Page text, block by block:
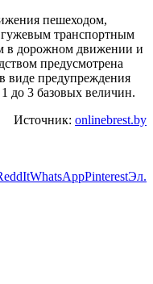
пешеходом,
транспортным
в дорожном движении и
предусмотрена
виде предупреждения
до 3 базовых величин.
Источник: onlinebrest.by
WhatsAppPinterestЭл.